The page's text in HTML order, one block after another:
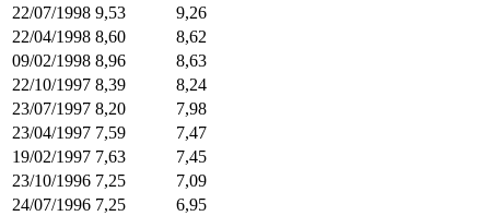
22/07/1998 9,53
9,26
22/04/1998 8,60
8,62
09/02/1998 8,96
8,63
22/10/1997 8,39
8,24
23/07/1997 8,20
7,98
23/04/1997 7,59
7,47
19/02/1997 7,63
7,45
23/10/1996 7,25
7,09
24/07/1996 7,25
6,95